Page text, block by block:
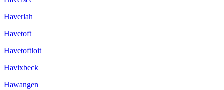
Haverlah
Havetoft
Havetoftloit
Havixbeck
Hawangen